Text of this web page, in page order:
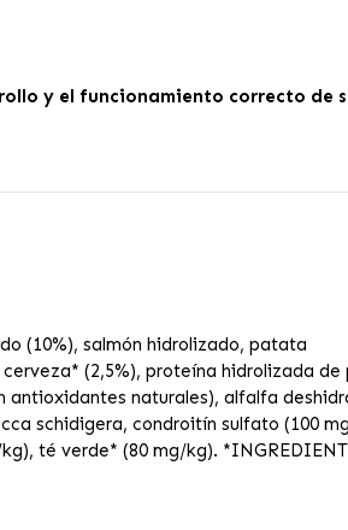
y el funcionamiento correcto de
(10%), salmón hidrolizado, patata
(2,5%), proteína hidrolizada de
antioxidantes naturales), alfalfa
schidigera, condroitín sulfato (100
té verde* (80 mg/kg).